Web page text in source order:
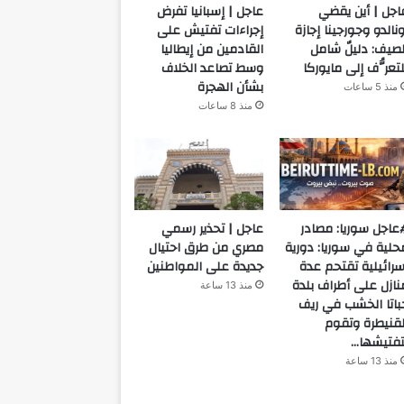
| أين يقضي
وجورجينا إجازة
دليلٌ شامل
إلى مايوركا
منذ 5 ساعات
عاجل | إسبانيا تفرض
إجراءات تفتيش على
القادمين من إيطاليا
وسط تصاعد الخلاف
بشأن الهجرة
منذ 8 ساعات
سوريا: مصادر
في سوريا: دورية
تقتحم عدة
على أطراف بلدة
الخشب في ريف
وتقوم
منذ 13 ساعة
عاجل | تحذير رسمي
مصري من طرق احتيال
جديدة على المواطنين
منذ 13 ساعة